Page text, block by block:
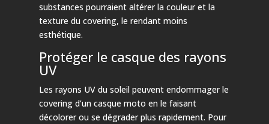
substances pourraient altérer la couleur et la
texture du covering, le rendant moins
esthétique.
Protéger le casque des rayons
UV
Les rayons UV du soleil peuvent endommager le
covering d’un casque moto en le faisant
décolorer ou se dégrader plus rapidement. Pour